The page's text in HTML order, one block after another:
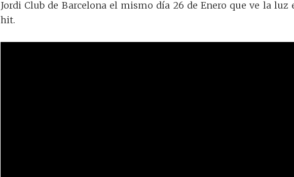
Jordi Club de Barcelona el mismo día 26 de Enero que ve la luz
hit.